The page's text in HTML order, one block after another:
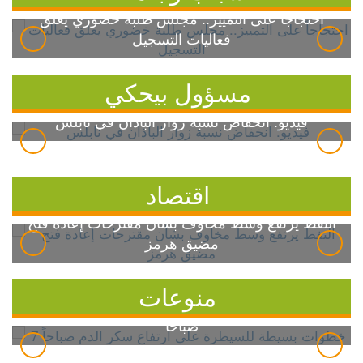
احتجاجاً على التمييز.. مجلس طلبة خضوري يعلق
فعاليات التسجيل
مسؤول بيحكي
فيديو: انخفاض نسبة زوار الباذان في نابلس
اقتصاد
النفط يرتفع وسط مخاوف بشأن مقترحات إعادة فتح
مضيق هرمز
منوعات
7 خطوات بسيطة للسيطرة على ارتفاع سكر الدم
صباحاً